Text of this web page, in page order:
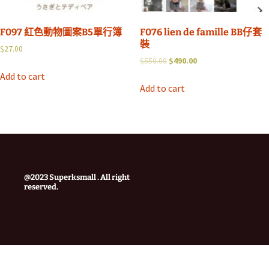
F097 紅色動物圖案B5單行簿
$27.00
Add to cart
F076 lien de famille BB仔套
裝
$550.00 $490.00
Add to cart
@2023 Superksmall . All right
reserved.